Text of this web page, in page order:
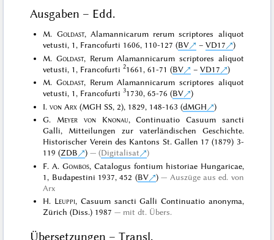
Ausgaben – Edd.
M. Goldast, Alamannicarum rerum scriptores aliquot
vetusti, 1, Francofurti 1606, 110-127 (BV –VD17
)
M. Goldast, Rerum Alamannicarum scriptores aliquot
vetusti, 1, Francofurti21661, 61-71 (BV –VD17
)
M. Goldast, Rerum Alamannicarum scriptores aliquot
vetusti, 1, Francofurti31730, 65-76 (BV
)
I.von Arx (MGH SS, 2), 1829, 148-163 (dMGH
)
G. Meyer von Knonau, Continuatio Casuum sancti
Galli, Mitteilungen zur vaterländischen Geschichte.
Historischer Verein des Kantons St. Gallen 17 (1879) 3-
119 (ZDB ) (Digitalisat
)
F. A.Gombos, Catalogus fontium historiae Hungaricae,
1, Budapestini 1937, 452 (BV )
Auszüge aus ed. von
Arx
H. Leuppi, Casuum sancti Galli Continuatio anonyma,
Zürich (Diss.) 1987
mit dt. Übers.
Übersetzungen – Transl.